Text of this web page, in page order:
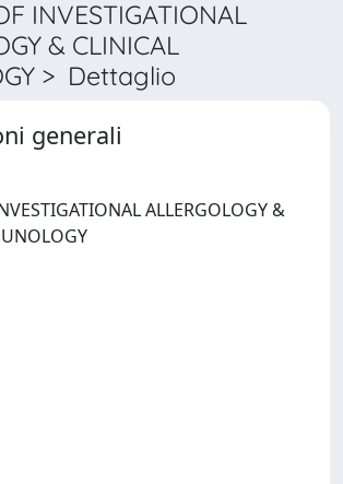
INVESTIGATIONAL
& CLINICAL
> Dettaglio
generali
ALLERGOLOGY &